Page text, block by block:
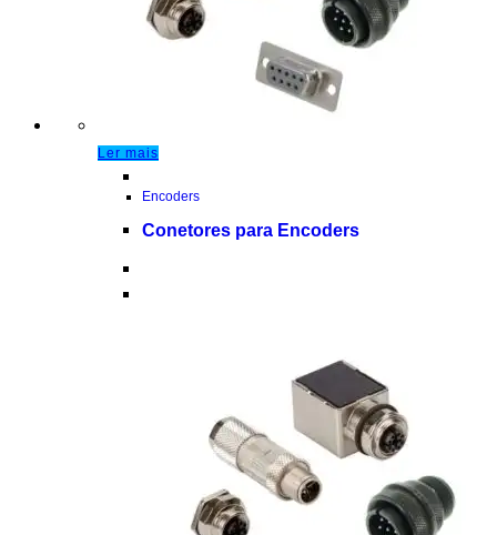
Ler mais
Encoders
Conetores para Encoders